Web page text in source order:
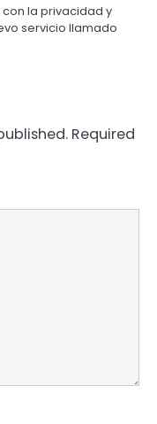
la privacidad y
servicio llamado
Required